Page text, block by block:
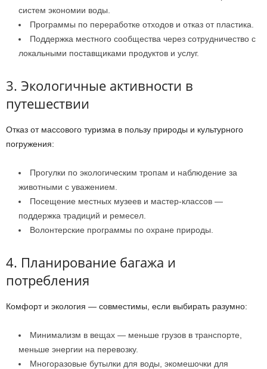
систем экономии воды.
Программы по переработке отходов и отказ от пластика.
Поддержка местного сообщества через сотрудничество с
локальными поставщиками продуктов и услуг.
3. Экологичные активности в
путешествии
Отказ от массового туризма в пользу природы и культурного
погружения:
Прогулки по экологическим тропам и наблюдение за
животными с уважением.
Посещение местных музеев и мастер-классов —
поддержка традиций и ремесел.
Волонтерские программы по охране природы.
4. Планирование багажа и
потребления
Комфорт и экология — совместимы, если выбирать разумно:
Минимализм в вещах — меньше грузов в транспорте,
меньше энергии на перевозку.
Многоразовые бутылки для воды, экомешочки для